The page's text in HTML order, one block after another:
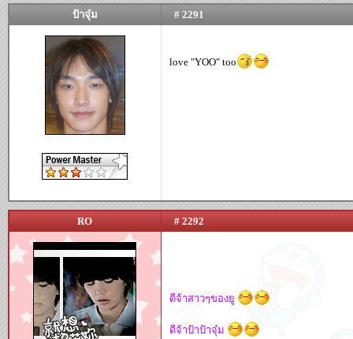
ป้าจุ๋ม # 2291
love "YOO" too
RO # 2292
ดีจ้าสาวๆของยู
ดีจ้าป้าป้าจุ๋ม